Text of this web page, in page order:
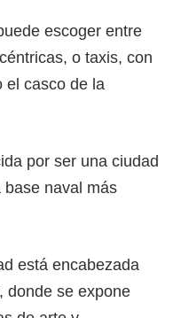
escoger entre
o taxis, con
el casco de la
por ser una ciudad
base naval más
está encabezada
donde se expone